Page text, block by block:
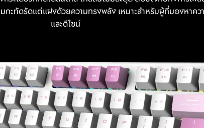
กะทัดรัดแต่แฝงด้วยความทรงพลัง เหมาะสำหรับผู้ที่มองหาค
และดีไซน์